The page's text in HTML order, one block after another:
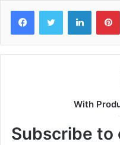
FacebookTwitter LinkedIn
With
Subscribe to